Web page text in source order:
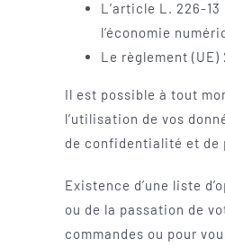
L’article L. 226-
l’économie
Le règlement (UE)
Il est possible à tout
l’utilisation de vos
de confidentialité et de
Existence d’une liste
ou de la passation de
commandes ou pour